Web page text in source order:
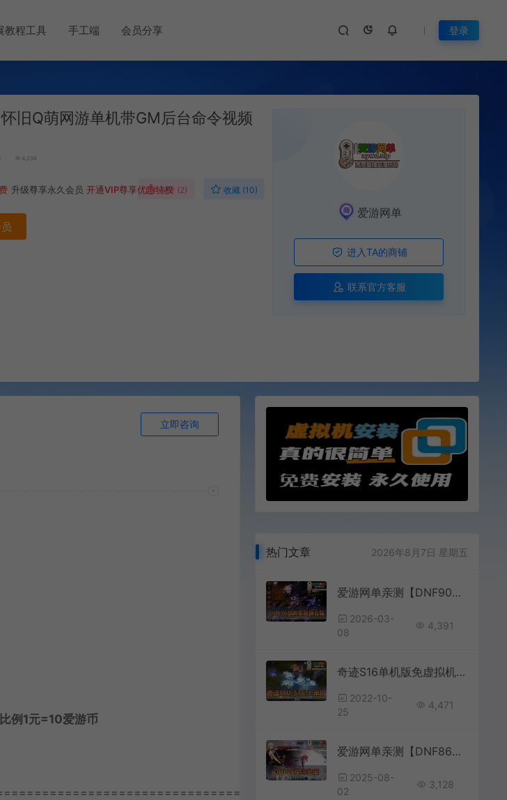
教程工具 手工端 会员分享 登录
旧Q萌网游单机带GM后台命令视频
4,238
升级尊享永久会员 开通VIP尊享优惠特权
点赞 (2) 收藏 (10)
爱游网单
进入TA的商铺
联系官方客服
立即咨询
比例1元=10爱游币
热门文章 2026年8月7日 星期五
爱游网单亲测【DNF90龙鸣星辰】最新更新 龙鸣缝合星辰技能 带内辅 徽章镶嵌 任务完成券 跨界继承等 GM后台 视频安装教学虚拟机一键端
2026-03-
08
4,391
奇迹S16单机版免虚拟机一键端GM后台完善任务副本BOSS积分商城怀旧网游
2022-10-
25
4,471
爱游网单亲测【DNF86星河】单机快捷内辅 支持镶嵌 全职业二觉 鬼泣墓碑脱手等特色技能 特色技能宝珠等 虚拟机一键端视频安装教学
2025-08-
02
3,128